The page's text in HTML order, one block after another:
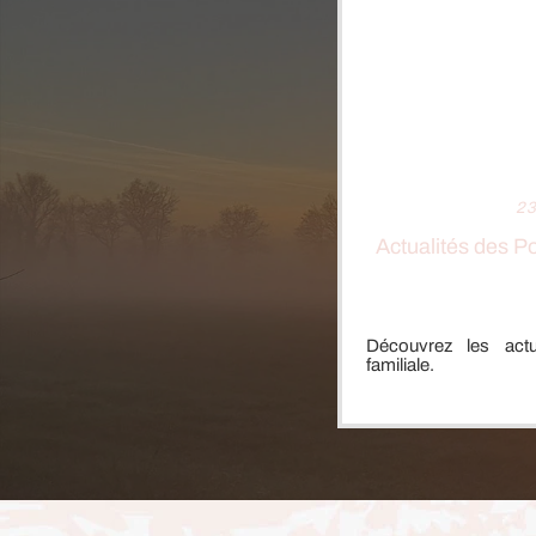
Actualités des
Découvrez les
familiale.